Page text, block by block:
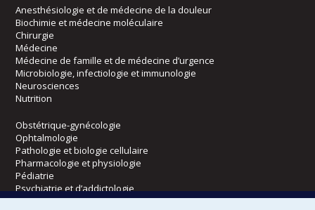
Anesthésiologie et de médecine de la douleur
Biochimie et médecine moléculaire
Chirurgie
Médecine
Médecine de famille et de médecine d’urgence
Microbiologie, infectiologie et immunologie
Neurosciences
Nutrition
Obstétrique-gynécologie
Ophtalmologie
Pathologie et biologie cellulaire
Pharmacologie et physiologie
Pédiatrie
Psychiatrie et d’addictologie
Radiologie, radio-oncologie et médecine nucléaire